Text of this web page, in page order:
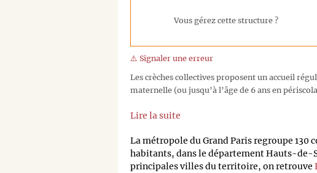
Vous gérez cette structure ?
⚠️ Signaler une erreur
Les crèches collectives proposent un accueil
maternelle (ou jusqu’à l’âge de 6 ans en
Lire la suite
La métropole du Grand Paris regroupe 130
habitants, dans le département Hauts-de-
principales villes du territoire, on retrouve